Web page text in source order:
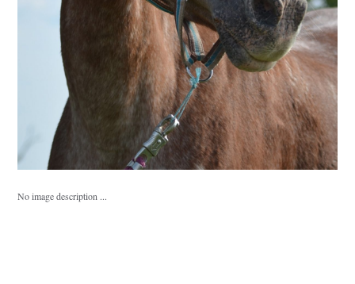
No image description ...